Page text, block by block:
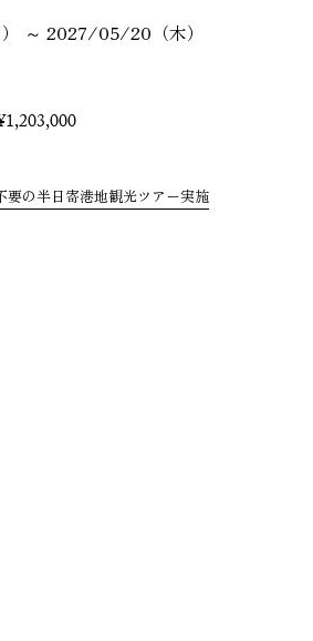
～ 2027/05/20（木）
要の半日寄港地観光ツアー実施